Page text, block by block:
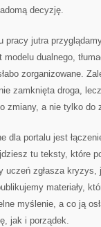
decyzję.
pracy jutra
modelu dualnego,
zorganizowane.
zamknięta droga,
zmiany, a nie tylko do
dla portalu jest
tu teksty, które
uczeń zgłasza
materiały,
myślenie, a co ją
jak i porządek.